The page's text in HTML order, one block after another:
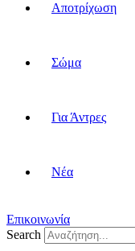
Αποτρίχωση
Σώμα
Για Άντρες
Νέα
Επικοινωνία
Search